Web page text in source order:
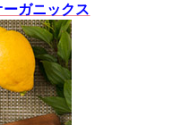
ガニックス